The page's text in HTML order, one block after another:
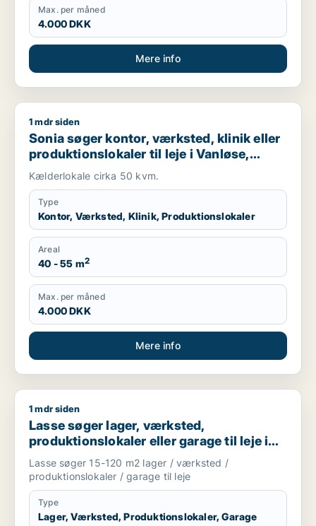
Max. per måned
4.000 DKK
Mere info
Sonia søger kontor, værksted, klinik eller produktionslokaler
1 mdr siden
Sonia søger kontor, værksted, klinik eller
produktionslokaler til leje i Vanløse,
Herlev eller Ballerup m.fl.
Kælderlokale cirka 50 kvm.
Type
Kontor, Værksted, Klinik, Produktionslokaler
Areal
40 - 55 m2
Max. per måned
4.000 DKK
Mere info
Lasse søger lager, værksted, produktionslokaler eller
1 mdr siden
Lasse søger lager, værksted,
produktionslokaler eller garage til leje i
Storkøbenhavn
Lasse søger 15-120 m2 lager / værksted /
produktionslokaler / garage til leje
Type
Lager, Værksted, Produktionslokaler, Garage